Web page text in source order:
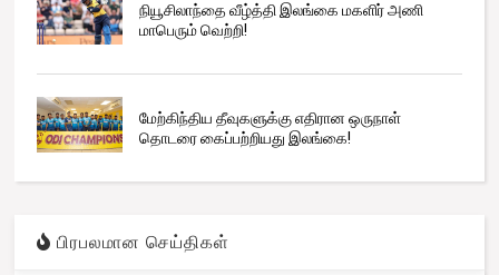
நியூசிலாந்தை வீழ்த்தி இலங்கை மகளிர் அணி
மாபெரும் வெற்றி!
மேற்கிந்திய தீவுகளுக்கு எதிரான ஒருநாள்
தொடரை கைப்பற்றியது இலங்கை!
பிரபலமான செய்திகள்